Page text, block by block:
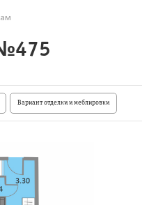
Вариант отделки и меблировки